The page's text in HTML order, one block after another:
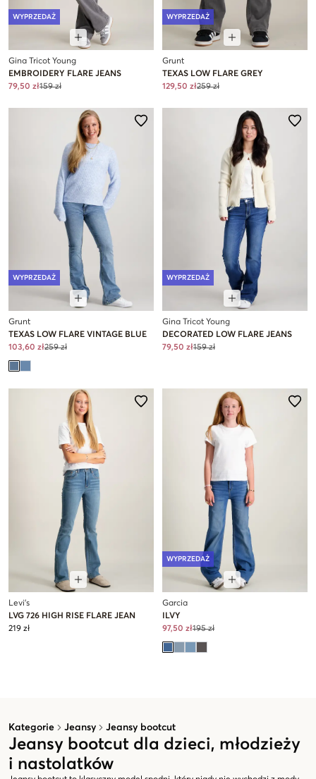
Kategorie Jeansy Jeansy bootcut
Jeansy bootcut dla dzieci, młodzieży
i nastolatków
WYPRZEDAŻ
Gina Tricot Young
EMBROIDERY FLARE JEANS
79,50 zł159 zł
WYPRZEDAŻ
Grunt
TEXAS LOW FLARE GREY
129,50 zł259 zł
WYPRZEDAŻ
Grunt
TEXAS LOW FLARE VINTAGE BLUE
103,60 zł259 zł
WYPRZEDAŻ
Gina Tricot Young
DECORATED LOW FLARE JEANS
79,50 zł159 zł
Levi's
LVG 726 HIGH RISE FLARE JEAN
219 zł
WYPRZEDAŻ
Garcia
ILVY
97,50 zł195 zł